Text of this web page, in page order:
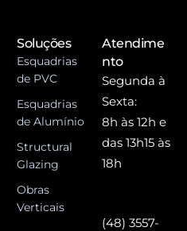
Soluções
Esquadrias
de PVC
Esquadrias
de Alumínio
Structural
Glazing
Obras
Verticais
Atendime
nto
Segunda à
Sexta:
8h às 12h e
das 13h15 às
18h
(48) 3557-